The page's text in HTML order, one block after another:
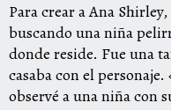
Para crear a Ana
buscando una niña
donde reside. Fue una
casaba con el
observé a una niña con